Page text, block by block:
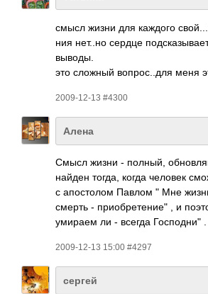
смысл жизни для каждого
ния нет..но сердце
выводы.
это сложный вопр­ос..­для меня
2009-12-13 #4300
Алена
Cмысл жизни - полный,
найден тогда, когда человек
с апостолом Павлом " Мне
смерть - приобретение" , и
умираем ли - всегда Господни" .
2009-12-13 15:00 #4297
сергей